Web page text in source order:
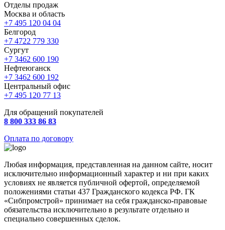
Отделы продаж
Москва и область
+7 495 120 04 04
Белгород
+7 4722 779 330
Сургут
+7 3462 600 190
Нефтеюганск
+7 3462 600 192
Центральный офис
+7 495 120 77 13
Для обращений покупателей
8 800 333 86 83
Оплата по договору
Любая информация, представленная на данном сайте, носит
исключительно информационный характер и ни при каких
условиях не является публичной офертой, определяемой
положениями статьи 437 Гражданского кодекса РФ. ГК
«Сибпромстрой» принимает на себя гражданско-правовые
обязательства исключительно в результате отдельно и
специально совершенных сделок.